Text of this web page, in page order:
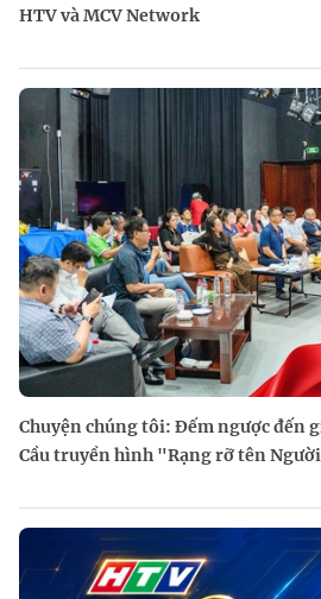
HTV và MCV Network
Chuyện chúng tôi: Đếm ngược đến
Cầu truyền hình "Rạng rỡ tên